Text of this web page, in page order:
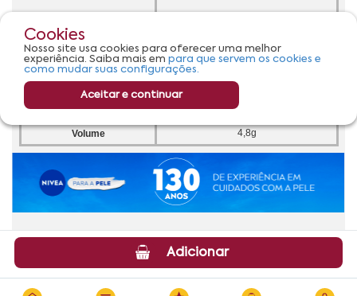
Adicionar
Cookies
Nosso site usa cookies para oferecer uma melhor
experiência. Saiba mais em para que servem os cookies e
como mudar suas configurações.
Aceitar e continuar